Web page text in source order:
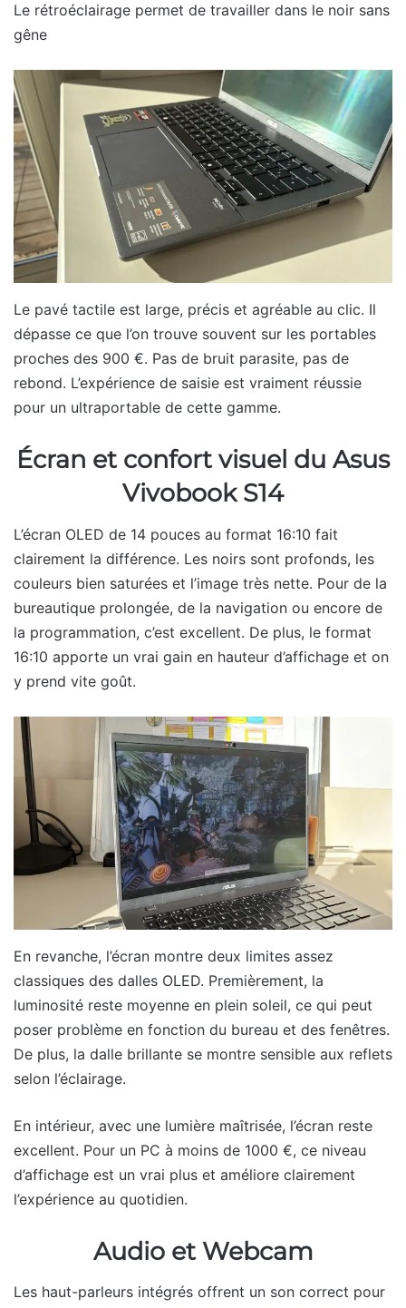
Le rétroéclairage permet de travailler dans le noir sans
gêne
Le pavé tactile est large, précis et agréable au clic. Il
dépasse ce que l’on trouve souvent sur les portables
proches des 900 €. Pas de bruit parasite, pas de
rebond. L’expérience de saisie est vraiment réussie
pour un ultraportable de cette gamme.
Écran et confort visuel du Asus
Vivobook S14
L’écran OLED de 14 pouces au format 16:10 fait
clairement la différence. Les noirs sont profonds, les
couleurs bien saturées et l’image très nette. Pour de la
bureautique prolongée, de la navigation ou encore de
la programmation, c’est excellent. De plus, le format
16:10 apporte un vrai gain en hauteur d’affichage et on
y prend vite goût.
En revanche, l’écran montre deux limites assez
classiques des dalles OLED. Premièrement, la
luminosité reste moyenne en plein soleil, ce qui peut
poser problème en fonction du bureau et des fenêtres.
De plus, la dalle brillante se montre sensible aux reflets
selon l’éclairage.
En intérieur, avec une lumière maîtrisée, l’écran reste
excellent. Pour un PC à moins de 1000 €, ce niveau
d’affichage est un vrai plus et améliore clairement
l’expérience au quotidien.
Audio et Webcam
Les haut-parleurs intégrés offrent un son correct pour